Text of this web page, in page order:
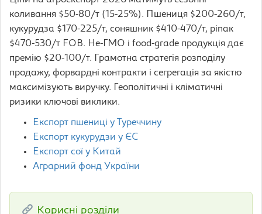
коливання $50-80/т (15-25%). Пшениця $200-260/т,
кукурудза $170-225/т, соняшник $410-470/т, ріпак
$470-530/т FOB. Не-ГМО і food-grade продукція дає
премію $20-100/т. Грамотна стратегія розподілу
продажу, форвардні контракти і сегрегація за якістю
максимізують виручку. Геополітичні і кліматичні
ризики ключові виклики.
Експорт пшениці у Туреччину
Експорт кукурудзи у ЄС
Експорт сої у Китай
Аграрний фонд України
Корисні розділи